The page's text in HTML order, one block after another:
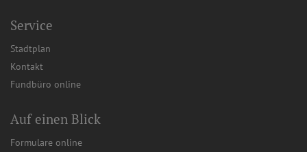
Service
Stadtplan
Kontakt
Fundbüro online
Auf einen Blick
Formulare online